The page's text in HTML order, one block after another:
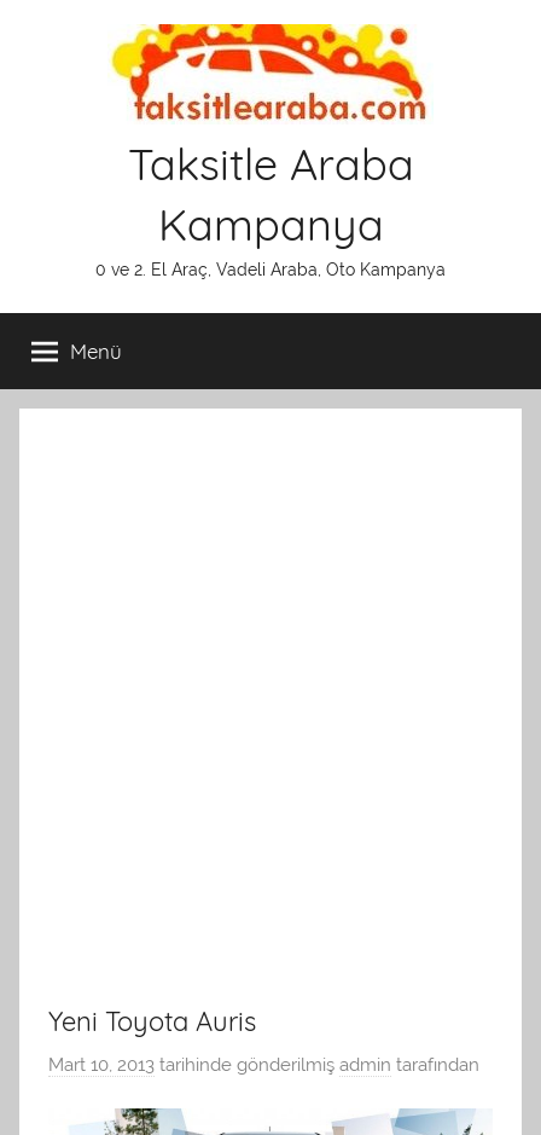
Taksitle Araba
Kampanya
0 ve 2. El Araç, Vadeli Araba, Oto Kampanya
Menü
Yeni Toyota Auris
Mart 10, 2013 tarihinde gönderilmiş admin tarafından